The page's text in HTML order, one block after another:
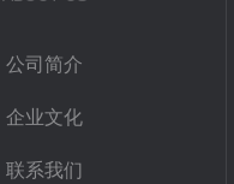
公司简介
企业文化
联系我们